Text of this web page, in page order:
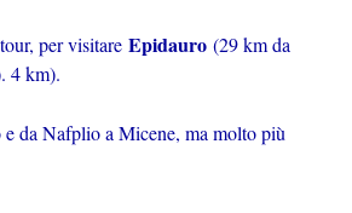
per visitare Epidauro (29 km da
4 km).
da Nafplio a Micene, ma molto più